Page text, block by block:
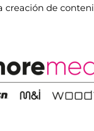
creación de